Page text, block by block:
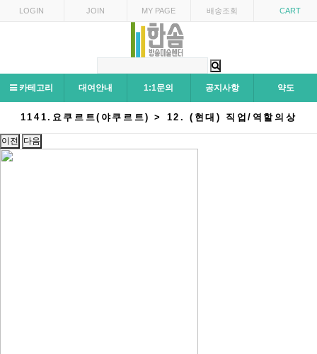
LOGIN JOIN MY PAGE 배송조회 CART
카테고리 대여안내 1:1문의 공지사항 약도
1141.요쿠르트(야쿠르트) > 12. (현대) 직업/역할의상
이전 다음